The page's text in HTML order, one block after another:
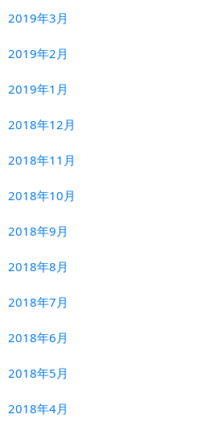
2019年3月
2019年2月
2019年1月
2018年12月
2018年11月
2018年10月
2018年9月
2018年8月
2018年7月
2018年6月
2018年5月
2018年4月